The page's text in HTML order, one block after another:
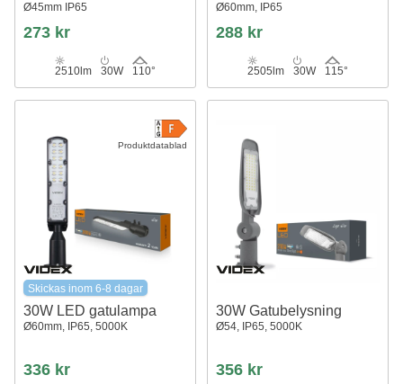
Ø45mm IP65
273 kr
2510lm 30W 110°
Ø60mm, IP65
288 kr
2505lm 30W 115°
Produktdatablad
Skickas inom 6-8 dagar
30W LED gatulampa
Ø60mm, IP65, 5000K
336 kr
30W Gatubelysning
Ø54, IP65, 5000K
356 kr